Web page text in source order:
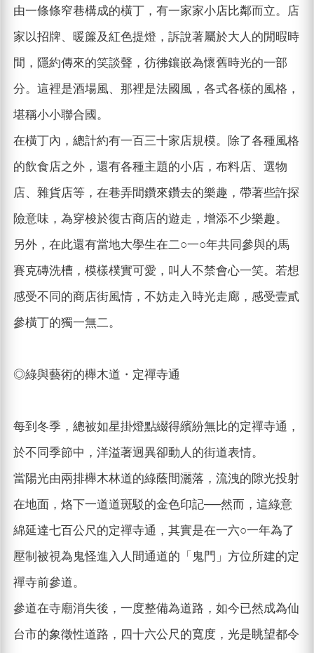
由一條條窄巷構成的橫丁，有一家家小店比鄰而立。店
家以招牌、暖簾及紅色提燈，訴說著屬於大人的閒暇時
間，隱約傳來的笑談聲，彷彿鑲嵌為懷舊時光的一部
分。這裡是酒場風、那裡是法國風，各式各樣的風格，
堪稱小小聯合國。
在橫丁內，總計約有一百三十家店規模。除了各種風格
的飲食店之外，還有各種主題的小店，布料店、選物
店、雜貨店等，在巷弄間鑽來鑽去的樂趣，帶著些許探
險意味，為穿梭於復古商店的遊走，增添不少樂趣。
另外，在此還有當地大學生在二○一○年共同參與的馬
賽克磚洗槽，模樣樸實可愛，叫人不禁會心一笑。若想
感受不同的商店街風情，不妨走入時光走廊，感受壹貳
參橫丁的獨一無二。
◎綠與藝術的櫸木道・定禪寺通
每到冬季，總被如星掛燈點綴得繽紛無比的定禪寺通，
於不同季節中，洋溢著迥異卻動人的街道表情。
當陽光由兩排櫸木林道的綠蔭間灑落，流洩的隙光投射
在地面，烙下一道道斑駁的金色印記──然而，這綠意
綿延達七百公尺的定禪寺通，其實是在一六○一年為了
壓制被視為鬼怪進入人間通道的「鬼門」方位所建的定
禪寺前參道。
參道在寺廟消失後，一度整備為道路，如今已然成為仙
台市的象徵性道路，四十六公尺的寬度，光是眺望都令